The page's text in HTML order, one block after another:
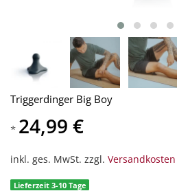
Triggerdinger Big Boy
* 24,99 €
inkl. ges. MwSt. zzgl. Versandkosten
Lieferzeit 3-10 Tage